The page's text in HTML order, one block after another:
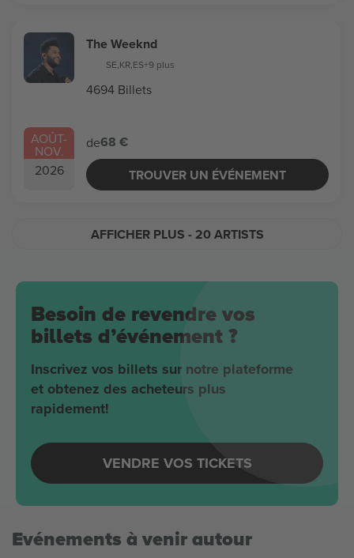
AOÛT-
NOV.
2026
The Weeknd
SE,KR,ES+9 plus
4694 Billets
de68 €
TROUVER UN ÉVÉNEMENT
AFFICHER PLUS - 20 ARTISTS
Besoin de revendre vos
billets d’événement ?
Inscrivez vos billets sur notre plateforme
et obtenez des acheteurs plus
rapidement!
VENDRE VOS TICKETS
Evénements à venir autour